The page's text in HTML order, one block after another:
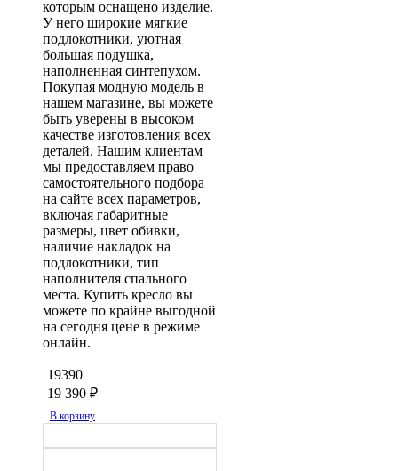
которым оснащено изделие.
У него широкие мягкие
подлокотники, уютная
большая подушка,
наполненная синтепухом.
Покупая модную модель в
нашем магазине, вы можете
быть уверены в высоком
качестве изготовления всех
деталей. Нашим клиентам
мы предоставляем право
самостоятельного подбора
на сайте всех параметров,
включая габаритные
размеры, цвет обивки,
наличие накладок на
подлокотники, тип
наполнителя спального
места. Купить кресло вы
можете по крайне выгодной
на сегодня цене в режиме
онлайн.
19390
19 390 ₽
В корзину